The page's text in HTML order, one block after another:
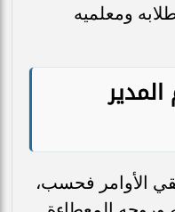
ومعلميه
الأوامر فحسب،